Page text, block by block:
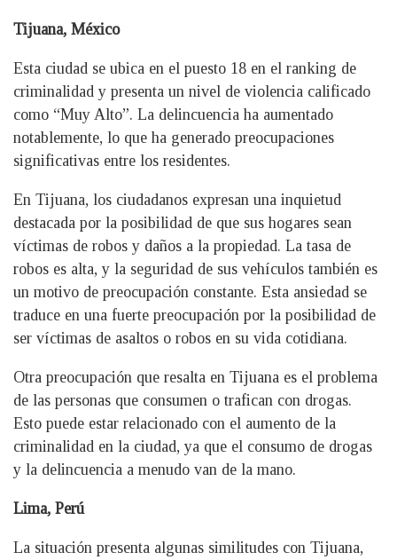
Tijuana, México
Esta ciudad se ubica en el puesto 18 en el ranking de
criminalidad y presenta un nivel de violencia calificado
como “Muy Alto”. La delincuencia ha aumentado
notablemente, lo que ha generado preocupaciones
significativas entre los residentes.
En Tijuana, los ciudadanos expresan una inquietud
destacada por la posibilidad de que sus hogares sean
víctimas de robos y daños a la propiedad. La tasa de
robos es alta, y la seguridad de sus vehículos también es
un motivo de preocupación constante. Esta ansiedad se
traduce en una fuerte preocupación por la posibilidad de
ser víctimas de asaltos o robos en su vida cotidiana.
Otra preocupación que resalta en Tijuana es el problema
de las personas que consumen o trafican con drogas.
Esto puede estar relacionado con el aumento de la
criminalidad en la ciudad, ya que el consumo de drogas
y la delincuencia a menudo van de la mano.
Lima, Perú
La situación presenta algunas similitudes con Tijuana,